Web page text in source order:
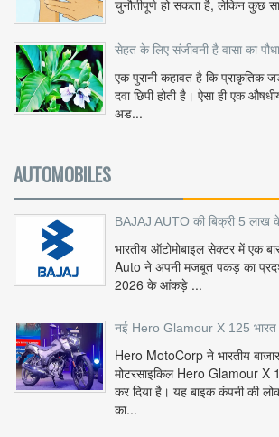
चुनौतीपूर्ण हो सकता है, लेकिन कुछ
सेहत के लिए संजीवनी है वासा का पौधा
एक पुरानी कहावत है कि प्राकृतिक
दवा छिपी होती है। ऐसा ही एक
अड...
AUTOMOBILES
BAJAJ AUTO की बिक्री 5 लाख
भारतीय ऑटोमोबाइल सेक्टर में एक
Auto ने अपनी मजबूत पकड़ का
2026 के आंकड़े ...
नई Hero Glamour X 125 भारत
Hero MotoCorp ने भारतीय
मोटरसाइकिल Hero Glamour X
कर दिया है। यह बाइक कंपनी की
का...